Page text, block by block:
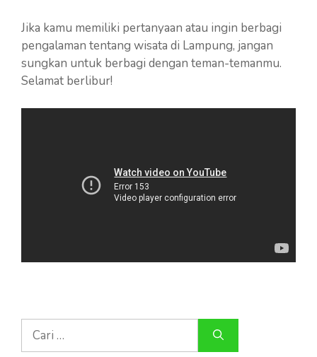
Jika kamu memiliki pertanyaan atau ingin berbagi
pengalaman tentang wisata di Lampung, jangan
sungkan untuk berbagi dengan teman-temanmu.
Selamat berlibur!
Cari
untuk: